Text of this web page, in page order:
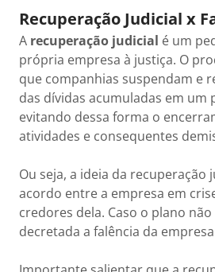
Recuperação Judicial x
A recuperação judicial é um
própria empresa à justiça. O
que companhias suspendam e
das dívidas acumuladas em um
evitando dessa forma o
atividades e consequentes
Ou seja, a ideia da recuperação
acordo entre a empresa em
credores dela. Caso o plano
decretada a falência da